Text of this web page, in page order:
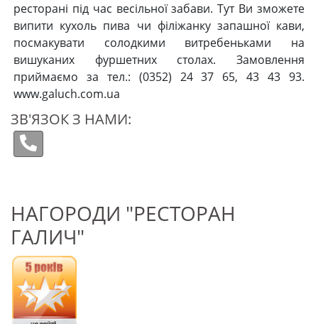
ресторані під час весільної забави. Тут Ви зможете
випити кухоль пива чи філіжанку запашної кави,
посмакувати солодкими витребеньками на
вишуканих фуршетних столах. Замовлення
приймаємо за тел.: (0352) 24 37 65, 43 43 93.
www.galuch.com.ua
ЗВ'ЯЗОК З НАМИ:
НАГОРОДИ "РЕСТОРАН
ГАЛИЧ"